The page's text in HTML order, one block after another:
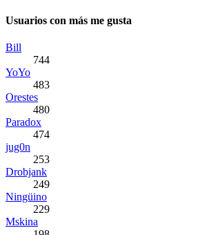
Usuarios con más me gusta
Bill
744
YoYo
483
Orestes
480
Paradox
474
jug0n
253
Drobjank
249
Ningüino
229
Mskina